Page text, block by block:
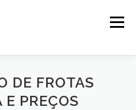
Menu
ATESTADOS TÉCNICOS
DE FROTAS
PREÇOS